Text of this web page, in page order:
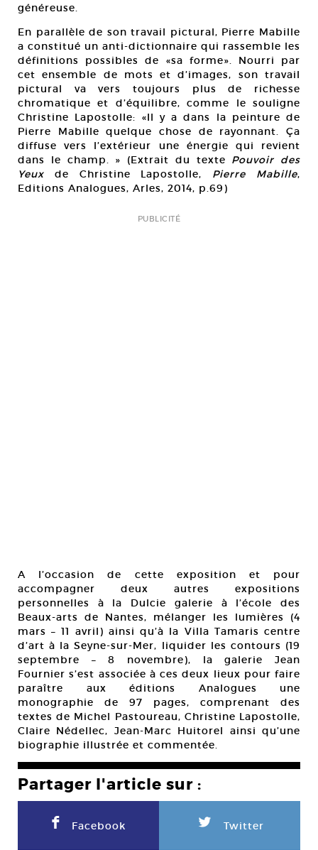
généreuse.
En parallèle de son travail pictural, Pierre Mabille
a constitué un anti-dictionnaire qui rassemble les
définitions possibles de «sa forme». Nourri par
cet ensemble de mots et d’images, son travail
pictural va vers toujours plus de richesse
chromatique et d’équilibre, comme le souligne
Christine Lapostolle: «Il y a dans la peinture de
Pierre Mabille quelque chose de rayonnant. Ça
diffuse vers l’extérieur une énergie qui revient
dans le champ. » (Extrait du texte Pouvoir des
Yeux de Christine Lapostolle, Pierre Mabille,
Editions Analogues, Arles, 2014, p.69)
PUBLICITÉ
A l’occasion de cette exposition et pour
accompagner deux autres expositions
personnelles à la Dulcie galerie à l’école des
Beaux-arts de Nantes, mélanger les lumières (4
mars – 11 avril) ainsi qu’à la Villa Tamaris centre
d’art à la Seyne-sur-Mer, liquider les contours (19
septembre – 8 novembre), la galerie Jean
Fournier s’est associée à ces deux lieux pour faire
paraître aux éditions Analogues une
monographie de 97 pages, comprenant des
textes de Michel Pastoureau, Christine Lapostolle,
Claire Nédellec, Jean-Marc Huitorel ainsi qu’une
biographie illustrée et commentée.
Partager l'article sur :
F Facebook L Twitter